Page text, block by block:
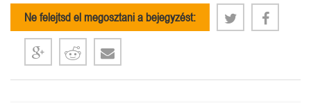
Ne felejtsd el megosztani a bejegyzést: